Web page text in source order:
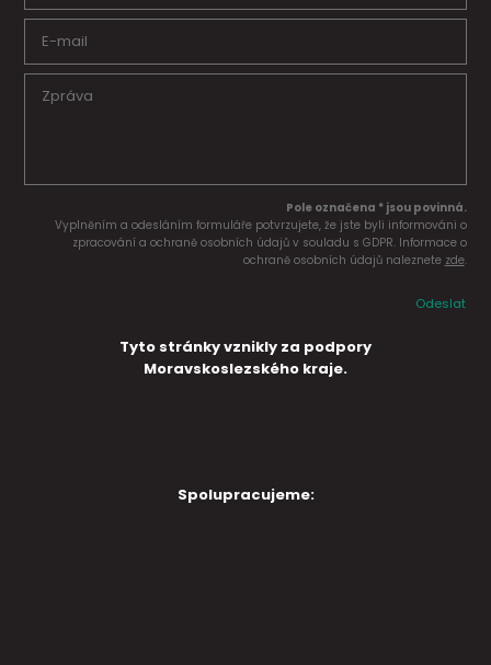
Pole označena * jsou povinná.
Vyplněním a odesláním formuláře potvrzujete, že jste byli informováni o
zpracování a ochraně osobních údajů v souladu s GDPR. Informace o
ochraně osobních údajů naleznete zde.
Odeslat
Tyto stránky vznikly za podpory
Moravskoslezského kraje.
Spolupracujeme: